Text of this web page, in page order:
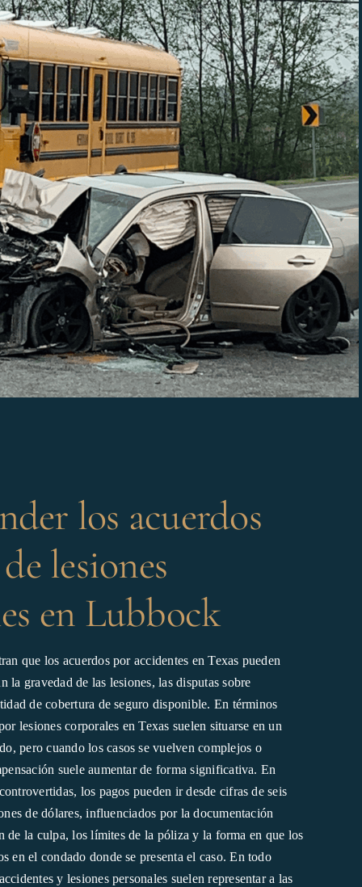
los acuerdos
lesiones
en Lubbock
que los acuerdos por accidentes en Texas pueden
la gravedad de las lesiones, las disputas sobre
de cobertura de seguro disponible. En términos
lesiones corporales en Texas suelen situarse en un
pero cuando los casos se vuelven complejos o
suele aumentar de forma significativa. En
los pagos pueden ir desde cifras de seis
de dólares, influenciados por la documentación
de la culpa, los límites de la póliza y la forma en que los
en el condado donde se presenta el caso. En todo
y lesiones personales suelen representar a las